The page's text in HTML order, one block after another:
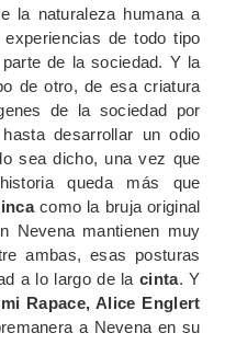
la naturaleza humana a
de todo tipo
de la sociedad. Y la
de otro, de esa criatura
de la sociedad por
desarrollar un odio
sea dicho, una vez que
queda más que
como la bruja original
Nevena mantienen muy
ambas, esas posturas
a lo largo de lacinta. Y
Rapace, Alice Englert
a Nevena en su